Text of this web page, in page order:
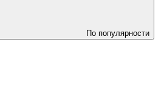
По популярности